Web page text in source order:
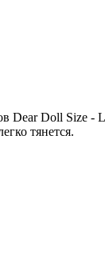
Dear Doll Size -
тянется.